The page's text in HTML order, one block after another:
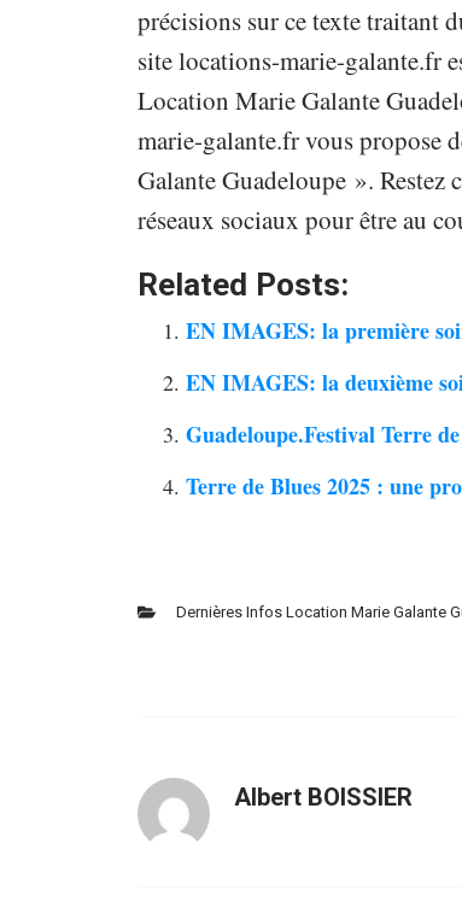
précisions sur ce texte traitant
site locations-marie-galante.fr
Location Marie Galante
marie-galante.fr vous propose
Galante Guadeloupe ».
réseaux sociaux pour être au
Related Posts:
EN IMAGES: la première
EN IMAGES: la deuxième
Guadeloupe.Festival Terre
Terre de Blues 2025 : une
Dernières Infos Location Marie Galante
Albert BOISSIER